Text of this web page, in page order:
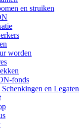
en struiken
worden
fonds
en Legaten